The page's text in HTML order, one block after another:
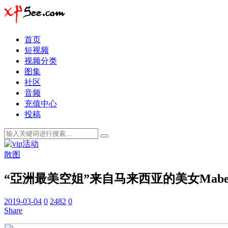
首页
短视频
视频分类
图集
社区
音频
充值中心
投稿
散图
“亞洲最美空姐”来自马来西亚的美女
2019-03-04 0 2482 0
Share